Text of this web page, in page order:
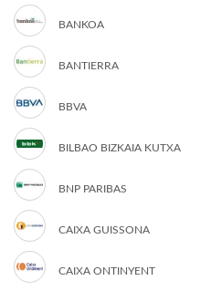
BANKOA
BANTIERRA
BBVA
BILBAO BIZKAIA KUTXA
BNP PARIBAS
CAIXA GUISSONA
CAIXA ONTINYENT